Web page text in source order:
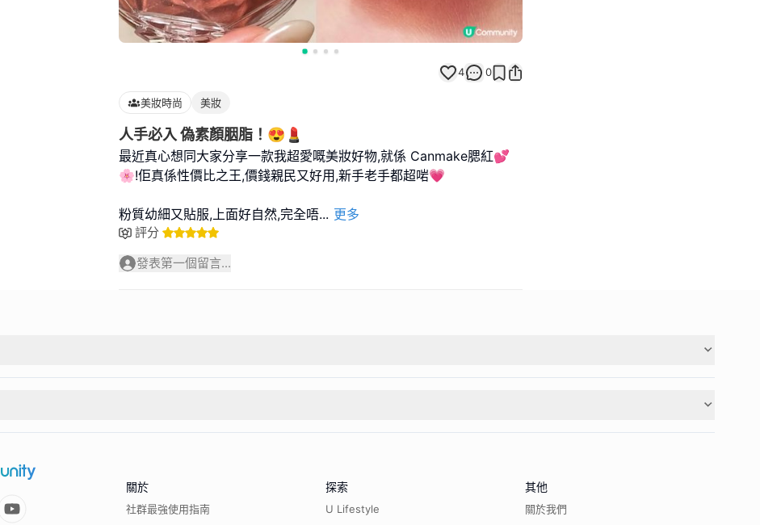
4 0
美妝時尚 美妝
人手必入 偽素顏胭脂！😍💄
最近真心想同大家分享一款我超愛嘅美妝好物,就係 Canmake腮紅💕
🌸!佢真係性價比之王,價錢親民又好用,新手老手都超啱💗
粉質幼細又貼服,上面好自然,完全唔... 更多
評分
發表第一個留言...
關於
社群最強使用指南
探索
U Lifestyle
其他
關於我們